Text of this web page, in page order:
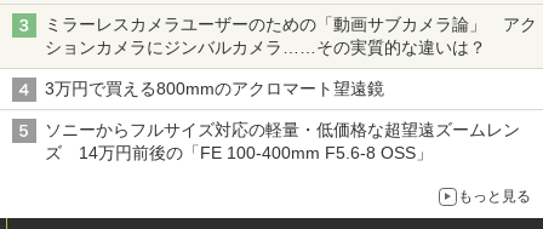
ミラーレスカメラユーザーのための「動画サブカメラ論」 アク
ションカメラにジンバルカメラ……その実質的な違いは？
3万円で買える800mmのアクロマート望遠鏡
ソニーからフルサイズ対応の軽量・低価格な超望遠ズームレン
ズ 14万円前後の「FE 100-400mm F5.6-8 OSS」
もっと見る